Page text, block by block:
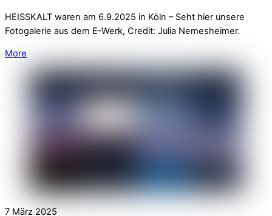
HEISSKALT waren am 6.9.2025 in Köln – Seht hier unsere
Fotogalerie aus dem E-Werk, Credit: Julia Nemesheimer.
More
7 März 2025